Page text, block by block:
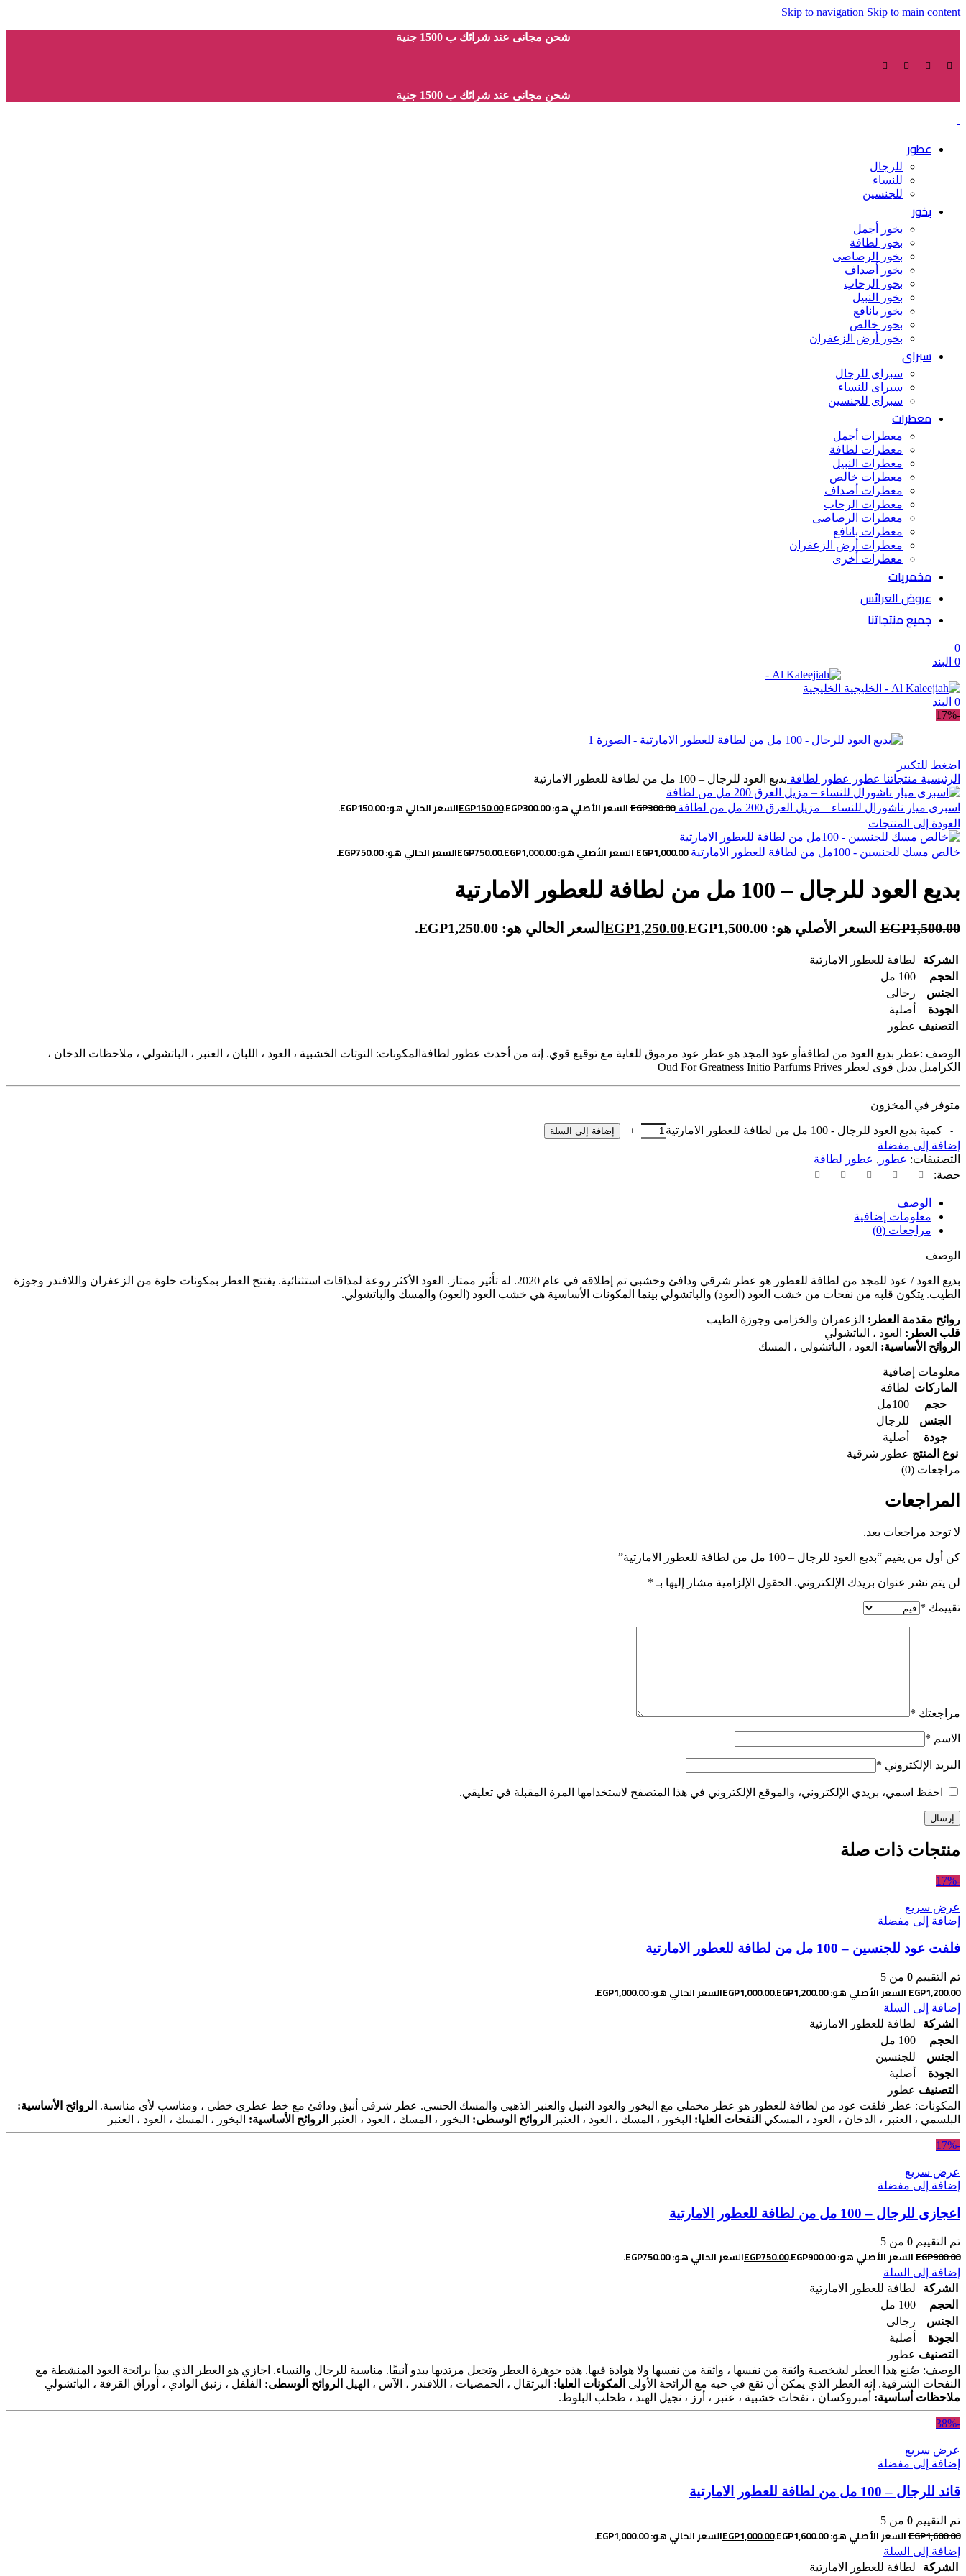
Skip to navigation Skip to main content
شحن مجانى عند شرائك ب 1500 جنية
شحن مجانى عند شرائك ب 1500 جنية
عطور
للرجال
للنساء
للجنسين
بخور
بخور أجمل
بخور لطافة
بخور الرصاصى
بخور أصداف
بخور الرحاب
بخور النبيل
بخور بانافع
بخور خالص
بخور أرض الزعفران
سبراى
سبراى للرجال
سبراى للنساء
سبراى للجنسين
معطرات
معطرات أجمل
معطرات لطافة
معطرات النبيل
معطرات خالص
معطرات أصداف
معطرات الرحاب
معطرات الرصاصى
معطرات بانافع
معطرات أرض الزعفران
معطرات أخرى
مخمريات
عروض العرائس
جميع منتجاتنا
0
0 البند
0 البند
-17%
اضغط للتكبير
الرئيسية منتجاتنا عطور عطور لطافة بديع العود للرجال – 100 مل من لطافة للعطور الامارتية
اسبرى ميار ناشورال للنساء – مزيل العرق 200 مل من لطافة EGP300.00 السعر الأصلي هو: EGP300.00. EGP150.00 السعر الحالي هو: EGP150.00.
العودة إلى المنتجات
خالص مسك للجنسين - 100مل من لطافة للعطور الامارتية EGP1,000.00 السعر الأصلي هو: EGP1,000.00. EGP750.00 السعر الحالي هو: EGP750.00.
بديع العود للرجال – 100 مل من لطافة للعطور الامارتية
EGP1,500.00 السعر الأصلي هو: EGP1,500.00. EGP1,250.00 السعر الحالي هو: EGP1,250.00.
الشركة
لطافة للعطور الامارتية
الحجم
100 مل
الجنس
رجالى
الجودة
أصلية
التصنيف عطور
الوصف :عطر بديع العود من لطافةأو عود المجد هو عطر عود مرموق للغاية مع توقيع قوي. إنه من أحدث عطور لطافةالمكونات: النوتات الخشبية ، العود ، اللبان ، العنبر ، الباتشولي ، ملاحظات الدخان ،
الكراميل بديل قوى لعطر Oud For Greatness Initio Parfums Prives
متوفر في المخزون
كمية بديع العود للرجال - 100 مل من لطافة للعطور الامارتية إضافة إلى السلة
إضافة إلى مفضلة
التصنيفات: عطور , عطور لطافة
حصة:
الوصف
معلومات إضافية
مراجعات (0)
الوصف
بديع العود / عود للمجد من لطافة للعطور هو عطر شرقي ودافئ وخشبي تم إطلاقه في عام 2020. له تأثير ممتاز. العود الأكثر روعة لمذاقات استثنائية. يفتتح العطر بمكونات حلوة من الزعفران واللافندر وجوزة
الطيب. يتكون قلبه من نفحات من خشب العود (العود) والباتشولي بينما المكونات الأساسية هي خشب العود (العود) والمسك والباتشولي.
روائح مقدمة العطر: الزعفران والخزامى وجوزة الطيب
قلب العطر: العود ، الباتشولي
الروائح الأساسية: العود ، الباتشولي ، المسك
معلومات إضافية
الماركات لطافة
حجم
100مل
الجنس
للرجال
جودة
أصلية
نوع المنتج عطور شرقية
مراجعات (0)
المراجعات
لا توجد مراجعات بعد.
كن أول من يقيم “بديع العود للرجال – 100 مل من لطافة للعطور الامارتية”
لن يتم نشر عنوان بريدك الإلكتروني. الحقول الإلزامية مشار إليها بـ *
تقييمك *
مراجعتك *
الاسم *
البريد الإلكتروني *
احفظ اسمي، بريدي الإلكتروني، والموقع الإلكتروني في هذا المتصفح لاستخدامها المرة المقبلة في تعليقي.
منتجات ذات صلة
-17%
عرض سريع
إضافة إلى مفضلة
فلفت عود للجنسين – 100 مل من لطافة للعطور الامارتية
تم التقييم 0 من 5
EGP1,200.00 السعر الأصلي هو: EGP1,200.00. EGP1,000.00 السعر الحالي هو: EGP1,000.00.
إضافة إلى السلة
الشركة
لطافة للعطور الامارتية
الحجم
100 مل
الجنس
للجنسين
الجودة
أصلية
التصنيف عطور
المكونات: عطر فلفت عود من لطافة للعطور هو عطر مخملي مع البخور والعود النبيل والعنبر الذهبي والمسك الحسي. عطر شرقي أنيق ودافئ مع خط عطري خطي ، ومناسب لأي مناسبة. الروائح الأساسية:
البلسمي ، العنبر ، الدخان ، العود ، المسكي النفحات العليا: البخور ، المسك ، العود ، العنبر الروائح الوسطى: البخور ، المسك ، العود ، العنبر الروائح الأساسية: البخور ، المسك ، العود ، العنبر
-17%
عرض سريع
إضافة إلى مفضلة
اعجازى للرجال – 100 مل من لطافة للعطور الامارتية
تم التقييم 0 من 5
EGP900.00 السعر الأصلي هو: EGP900.00. EGP750.00 السعر الحالي هو: EGP750.00.
إضافة إلى السلة
الشركة
لطافة للعطور الامارتية
الحجم
100 مل
الجنس
رجالى
الجودة
أصلية
التصنيف عطور
الوصف: صُنع هذا العطر لشخصية واثقة من نفسها ، واثقة من نفسها ولا هوادة فيها. هذه جوهرة العطر وتجعل مرتديها يبدو أنيقًا. مناسبة للرجال والنساء. اجازي هو العطر الذي يبدأ برائحة العود المنشطة مع
النفحات الشرقية. إنه العطر الذي يمكن أن تقع في حبه مع الرائحة الأولى المكونات العليا: البرتقال ، الحمضيات ، اللافندر ، الآس ، الهيل الروائح الوسطى: الفلفل ، زنبق الوادي ، أوراق القرفة ، الباتشولي
ملاحظات أساسية: أمبروكسان ، نفحات خشبية ، عنبر ، أرز ، نجيل الهند ، طحلب البلوط.
-38%
عرض سريع
إضافة إلى مفضلة
قائد للرجال – 100 مل من لطافة للعطور الامارتية
تم التقييم 0 من 5
EGP1,600.00 السعر الأصلي هو: EGP1,600.00. EGP1,000.00 السعر الحالي هو: EGP1,000.00.
إضافة إلى السلة
الشركة
لطافة للعطور الامارتية